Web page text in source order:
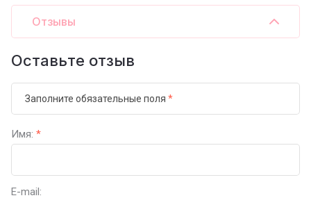
Отзывы
Оставьте отзыв
Заполните обязательные поля *
Имя: *
E-mail: